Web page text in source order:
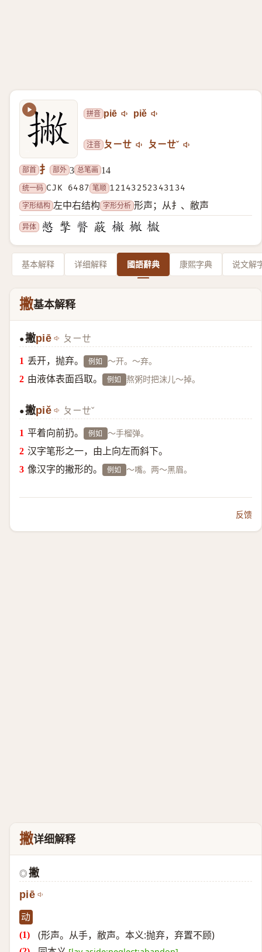
拼音 piē piě
注音 ㄆㄧㄝ ㄆㄧㄝˇ
部首 扌 部外 3 总笔画 14
统一码 CJK 6487 笔顺 12143252343134
字形结构 左中右结构 字形分析 形声；从扌、敝声
异体
基本解释 详细解释 國語辭典 康熙字典 说文解
撇基本解释
●撇piē ㄆㄧㄝ
丢开，抛弃。 例如 ～开。～弃。
由液体表面舀取。 例如 熬粥时把沫儿～掉。
●撇piě ㄆㄧㄝˇ
平着向前扔。 例如 ～手榴弹。
汉字笔形之一，由上向左而斜下。
像汉字的撇形的。
例如 ～嘴。两～黑眉。
反馈
撇详细解释
◎ 撇
piē
动
(形声。从手，敝声。本义:抛弃，弃置不顾)